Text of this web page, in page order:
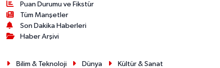
Puan Durumu ve Fikstür
Tüm Manşetler
Son Dakika Haberleri
Haber Arşivi
Bilim & Teknoloji Dünya
Kültür & Sanat